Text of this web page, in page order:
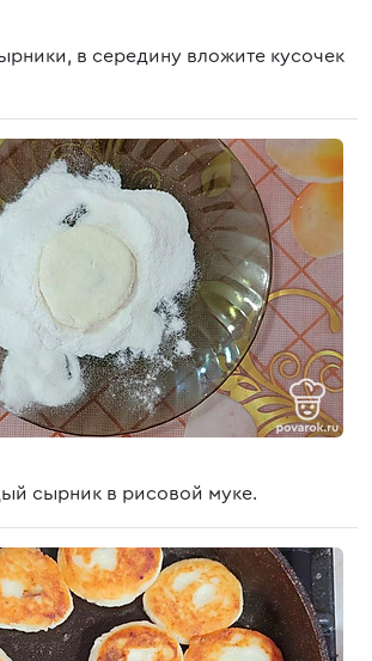
в середину вложите кусочек
сырник в рисовой муке.